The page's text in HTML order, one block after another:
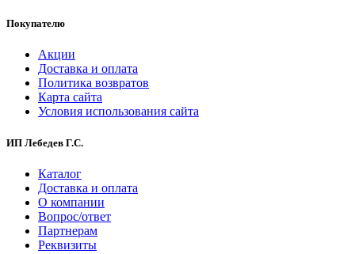
Покупателю
Акции
Доставка и оплата
Политика возвратов
Карта сайта
Условия использования сайта
ИП Лебедев Г.С.
Каталог
Доставка и оплата
О компании
Вопрос/ответ
Партнерам
Реквизиты